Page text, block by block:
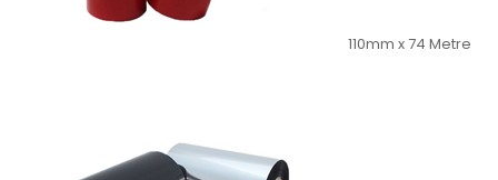
110mm x 74 Metre